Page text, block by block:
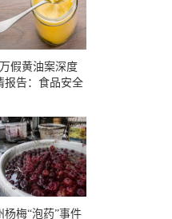
假黄油案深度
报告：食品安全
？
杨梅“泡药”事件